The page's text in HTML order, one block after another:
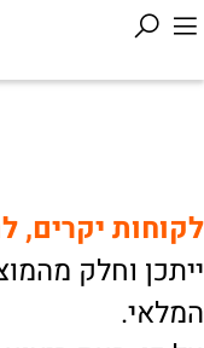
לקוחות יקרים,
ייתכן וחלק
המלאי.